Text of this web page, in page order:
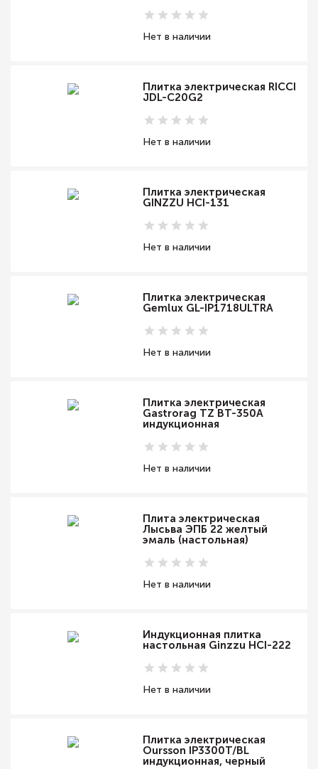
Нет в наличии
Плитка электрическая RICCI
JDL-C20G2
Нет в наличии
Плитка электрическая
GINZZU HCI-131
Нет в наличии
Плитка электрическая
Gemlux GL-IP1718ULTRA
Нет в наличии
Плитка электрическая
Gastrorag TZ BT-350A
индукционная
Нет в наличии
Плита электрическая
Лысьва ЭПБ 22 желтый
эмаль (настольная)
Нет в наличии
Индукционная плитка
настольная Ginzzu HCI-222
Нет в наличии
Плитка электрическая
Oursson IP3300T/BL
индукционная, черный